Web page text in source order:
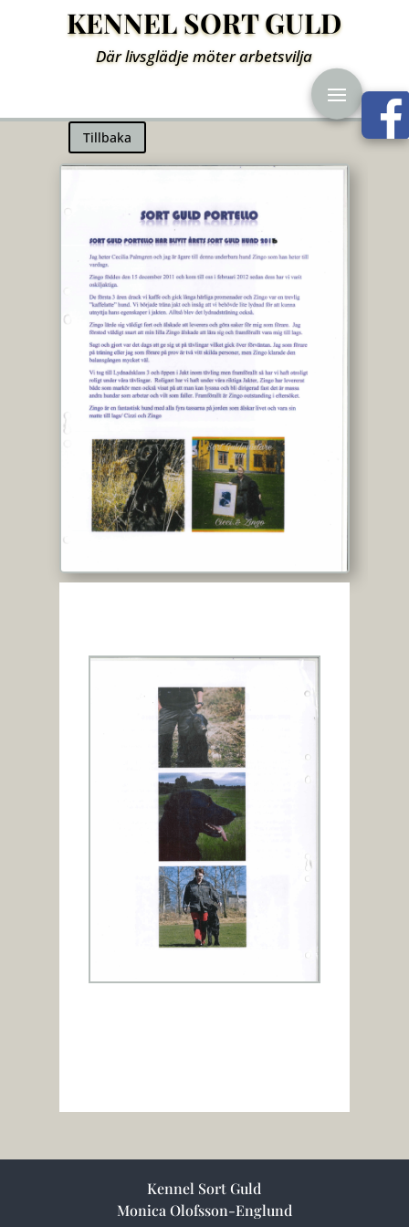
KENNEL SORT GULD
Där livsglädje möter arbetsvilja
Tillbaka
Kennel Sort Guld
Monica Olofsson-Englund